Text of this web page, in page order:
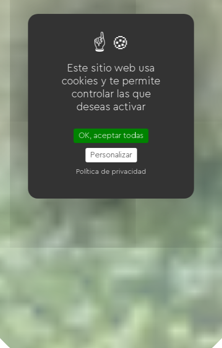
Este sitio web usa
cookies y te permite
controlar las que
deseas activar
OK, aceptar todas
Personalizar
Política de privacidad